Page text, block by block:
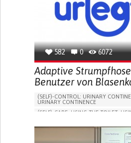
GYNECOLOGY AND OBSTETRICS
PARENTHOOD SUPPORT
582 0 6072
Adaptive
Benutzer von
(SELF)-CONTROL: URINARY
URINARY CONTINENCE
(SELF)-CARE: USING THE TOILET:
VESICAL FISTULA
BODY-WORN SOLUTIONS